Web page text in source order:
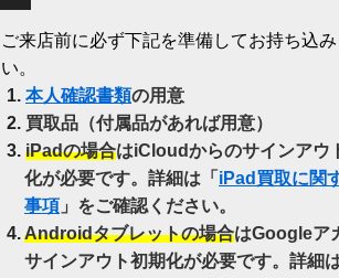
ご来店前に必ず下記を準備してお持ち込み
い。
本人確認書類の用意
買取品（付属品があれば用意）
iPadの場合はiCloudからのサインアウ
化が必要です。詳細は「 iPad買取に関
事項 」をご確認ください。
Androidタブレットの場合はGoogleア
サインアウト初期化が必要です。詳細